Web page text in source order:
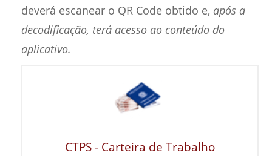
deverá escanear o QR Code obtido e, após a
decodificação, terá acesso ao conteúdo do
aplicativo.
CTPS - Carteira de Trabalho